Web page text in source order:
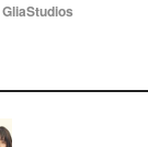
t
GliaStudios